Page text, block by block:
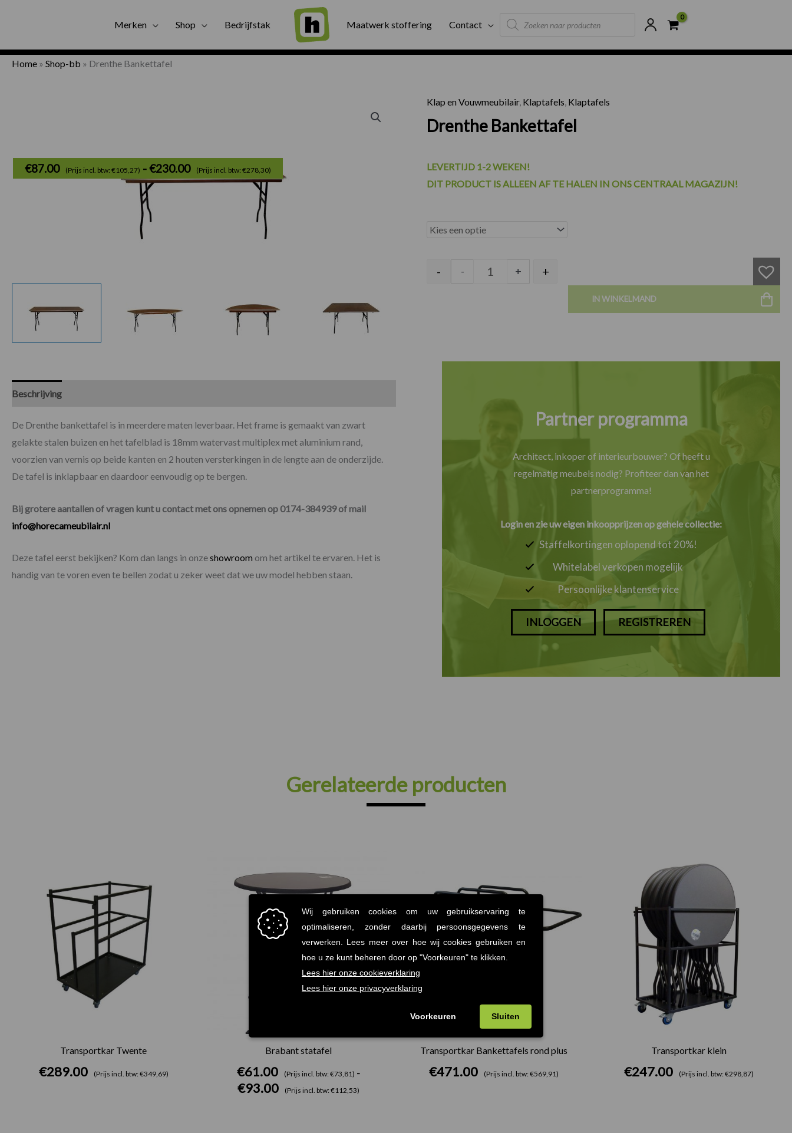
Merken Shop Bedrijfstak Maatwerk stoffering Contact
Products
search
Gratis bezorging Binnen twee werkdagen geleverd Externe voorraad Scherpste prijzen van NL
Home » Shop-bb » Drenthe Bankettafel
Klap en Vouwmeubilair, Klaptafels, Klaptafels
Drenthe Bankettafel
€87.00 (Prijs incl. btw: €105,27) -€230.00 (Prijs incl. btw: €278,30)
LEVERTIJD 1-2 WEKEN!
DIT PRODUCT IS ALLEEN AF TE HALEN IN ONS CENTRAAL MAGAZIJN!
Drenthe Bankettafel aantal
- - + +
IN WINKELMAND
Beschrijving
De Drenthe bankettafel is in meerdere maten leverbaar. Het frame is gemaakt van zwart
gelakte stalen buizen en het tafelblad is 18mm watervast multiplex met aluminium rand,
voorzien van vernis op beide kanten en 2 houten versterkingen in de lengte aan de onderzijde.
De tafel is inklapbaar en daardoor eenvoudig op te bergen.
Bij grotere aantallen of vragen kunt u contact met ons opnemen op 0174-384939 of mail
info@horecameubilair.nl
Deze tafel eerst bekijken? Kom dan langs in onzeshowroom om het artikel te ervaren. Het is
handig van te voren even te bellen zodat u zeker weet dat we uw model hebben staan.
Partner programma
Architect, inkoper of interieurbouwer? Of heeft u
regelmatig meubels nodig? Profiteer dan van het
partnerprogramma!
Login en zie uw eigen inkoopprijzen op gehele collectie:
Staffelkortingen oplopend tot 20%!
Whitelabel verkopen mogelijk
Persoonlijke klantenservice
INLOGGEN REGISTREREN
Gerelateerde producten
Transportkar Twente
€289.00 (Prijs incl. btw: €349,69)
Brabant statafel
€61.00 (Prijs incl. btw: €73,81) -
€93.00 (Prijs incl. btw: €112,53)
Transportkar Bankettafels rond plus
€471.00 (Prijs incl. btw: €569,91)
Transportkar klein
€247.00 (Prijs incl. btw: €298,87)